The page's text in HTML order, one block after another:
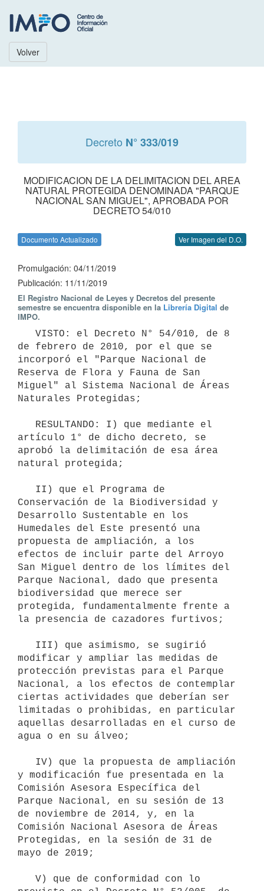
Volver
Decreto N° 333/019
MODIFICACION DE LA DELIMITACION DEL AREA
NATURAL PROTEGIDA DENOMINADA "PARQUE
NACIONAL SAN MIGUEL", APROBADA POR
DECRETO 54/010
Documento Actualizado Ver Imagen del D.O.
Promulgación: 04/11/2019
Publicación: 11/11/2019
El Registro Nacional de Leyes y Decretos del presente
semestre se encuentra disponible en la Librería Digital de
IMPO.
de febrero de 2010, por el que se
incorporó el "Parque Nacional de
Reserva de Flora y Fauna de San
Miguel" al Sistema Nacional de Áreas
Naturales Protegidas;
artículo 1° de dicho decreto, se
aprobó la delimitación de esa área
natural protegida;
Conservación de la Biodiversidad y
Desarrollo Sustentable en los
Humedales del Este presentó una
propuesta de ampliación, a los
efectos de incluir parte del Arroyo
San Miguel dentro de los límites del
Parque Nacional, dado que presenta
biodiversidad que merece ser
protegida, fundamentalmente frente a
la presencia de cazadores furtivos;
modificar y ampliar las medidas de
protección previstas para el Parque
Nacional, a los efectos de contemplar
ciertas actividades que deberían ser
limitadas o prohibidas, en particular
aquellas desarrolladas en el curso de
agua o en su álveo;
y modificación fue presentada en la
Comisión Asesora Específica del
Parque Nacional, en su sesión de 13
de noviembre de 2014, y, en la
Comisión Nacional Asesora de Áreas
Protegidas, en la sesión de 31 de
mayo de 2019;